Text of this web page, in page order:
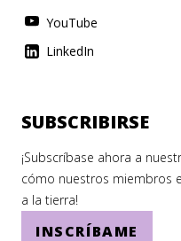
YouTube
LinkedIn
SUBSCRIBIRSE
¡Subscríbase ahora a
cómo nuestros miembros
a la tierra!
INSCRÍBAME